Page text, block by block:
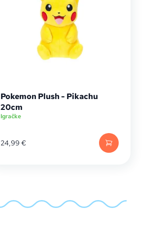
Pokemon Plush - Pikachu
20cm
Igračke
24,99 €